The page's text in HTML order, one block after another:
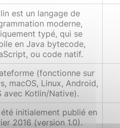
est un langage de
moderne,
typé, qui se
en Java bytecode,
ou code natif.
(fonctionne sur
macOS, Linux, Android,
avec Kotlin/Native).
initialement publié en
2016 (version 1.0).